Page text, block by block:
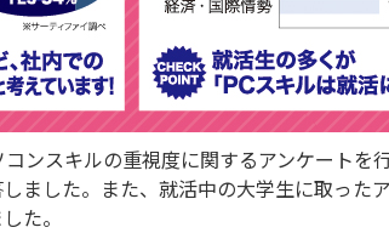
ンスキルの重視度に関するアンケート
ました。また、就活中の大学生に取った
た。